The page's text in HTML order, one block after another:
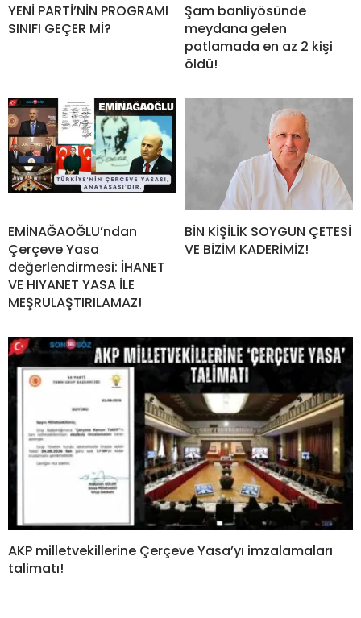
YENİ PARTİ’NİN PROGRAMI
SINIFI GEÇER Mİ?
Şam banliyösünde
meydana gelen
patlamada en az 2 kişi
öldü!
EMİNAĞAOĞLU’ndan
Çerçeve Yasa
değerlendirmesi: İHANET
VE HIYANET YASA İLE
MEŞRULAŞTIRILAMAZ!
BİN KİŞİLİK SOYGUN ÇETESİ
VE BİZİM KADERİMİZ!
AKP milletvekillerine Çerçeve Yasa’yı imzalamaları
talimatı!